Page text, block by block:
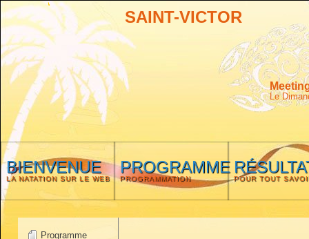
SAINT-VICTOR
Le
BIENVENUE
LA NATATION SUR LE WEB
PROGRAMME
PROGRAMMATION POUR TOUT
Programme